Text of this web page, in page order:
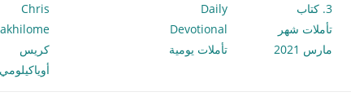
3. كتاب
تأملات شهر
مارس 2021
Daily
Devotional
تأملات يومية
Chris
كريس